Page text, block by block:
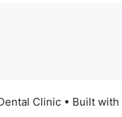
Clinic • Built with